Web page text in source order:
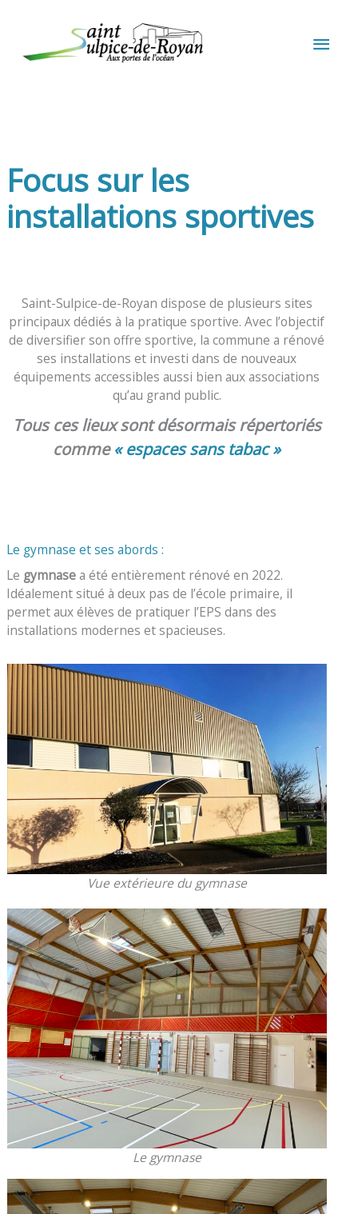
Focus sur les
installations sportives
Saint-Sulpice-de-Royan dispose de plusieurs sites
principaux dédiés à la pratique sportive. Avec l’objectif
de diversifier son offre sportive, la commune a rénové
ses installations et investi dans de nouveaux
équipements accessibles aussi bien aux associations
qu’au grand public.
Tous ces lieux sont désormais répertoriés
comme« espaces sans tabac »
Le gymnase et ses abords :
Le gymnasea été entièrement rénové en 2022.
Idéalement situé à deux pas de l’école primaire, il
permet aux élèves de pratiquer l’EPS dans des
installations modernes et spacieuses.
Vue extérieure du gymnase
Le gymnase